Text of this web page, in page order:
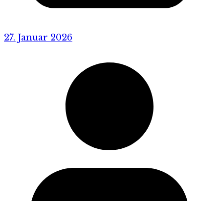
27. Januar 2026